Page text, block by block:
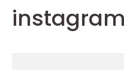
instagram